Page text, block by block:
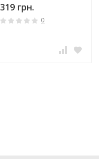
319 грн.
0